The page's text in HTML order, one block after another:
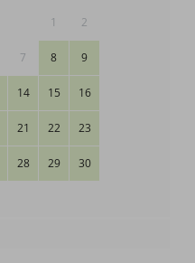
1
2
7 8 9
14 15 16
21 22 23
28 29 30